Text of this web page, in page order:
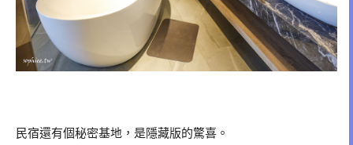
民宿還有個秘密基地，是隱藏版的驚喜。